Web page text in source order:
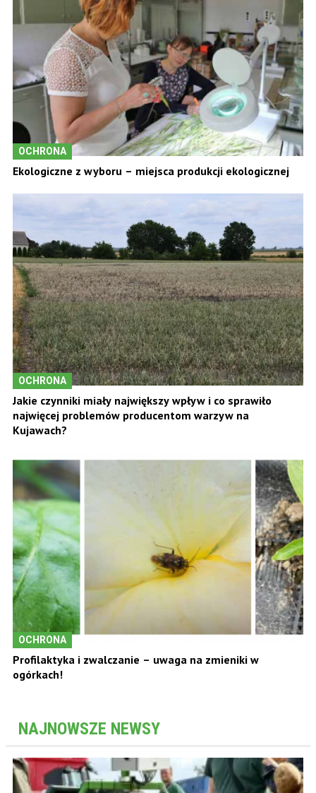
OCHRONA
Ekologiczne z wyboru – miejsca produkcji ekologicznej
OCHRONA
Jakie czynniki miały największy wpływ i co sprawiło
najwięcej problemów producentom warzyw na
Kujawach?
OCHRONA
Profilaktyka i zwalczanie – uwaga na zmieniki w
ogórkach!
NAJNOWSZE NEWSY